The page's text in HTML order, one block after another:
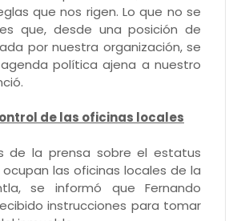
que nos rigen. Lo que no se
que, desde una posición de
por nuestra organización, se
política ajena a nuestro
de las oficinas locales
de la prensa sobre el estatus
las oficinas locales de la
se informó que Fernando
instrucciones para tomar